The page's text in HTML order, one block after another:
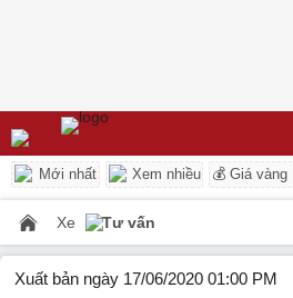
Mới nhất Xem nhiều 💰 Giá vàng
Xe Tư vấn
Xuất bản ngày 17/06/2020 01:00 PM